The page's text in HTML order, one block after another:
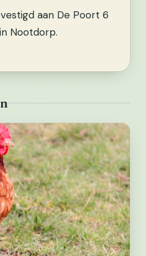
aan De Poort 6
Nootdorp.